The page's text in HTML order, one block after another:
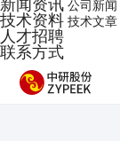
新闻资讯 公司新闻
技术资料 技术文章
人才招聘
联系方式